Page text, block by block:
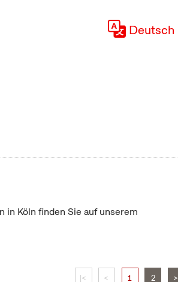
Deutsch
Köln finden Sie auf unserem
|< < 1 2 >